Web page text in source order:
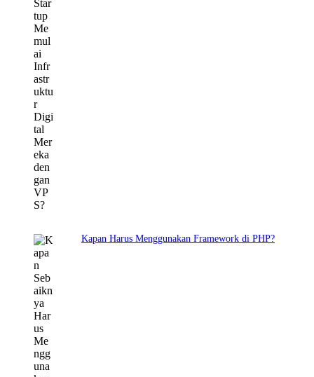
Kapan Harus Menggunakan Framework di PHP?